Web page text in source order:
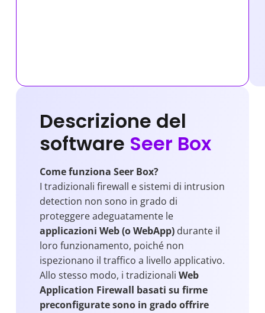
Descrizione del
software Seer Box
Come funziona Seer Box?
I tradizionali firewall e sistemi di intrusion
detection non sono in grado di
proteggere adeguatamente le
applicazioni Web (o WebApp)durante il
loro funzionamento, poiché non
ispezionano il traffico a livello applicativo.
Allo stesso modo, i tradizionali Web
Application Firewall basati su firme
preconfigurate sono in grado offrire